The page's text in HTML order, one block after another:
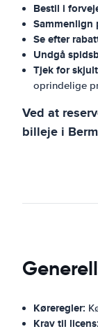
Bestil i
Sammenlign
Se efter
Undgå
Tjek for
oprindelige
Ved at
billeje i
Køreregler:
Krav til licens: